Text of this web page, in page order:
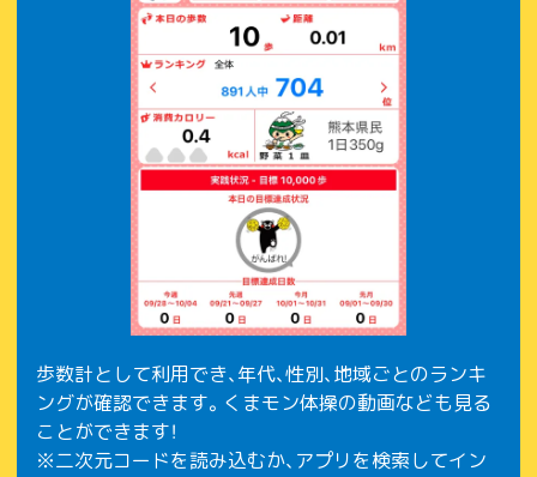
歩数計として利用でき、年代、性別、地域ごとのランキ
ングが確認できます。くまモン体操の動画なども見る
ことができます！
※二次元コードを読み込むか、アプリを検索してイン